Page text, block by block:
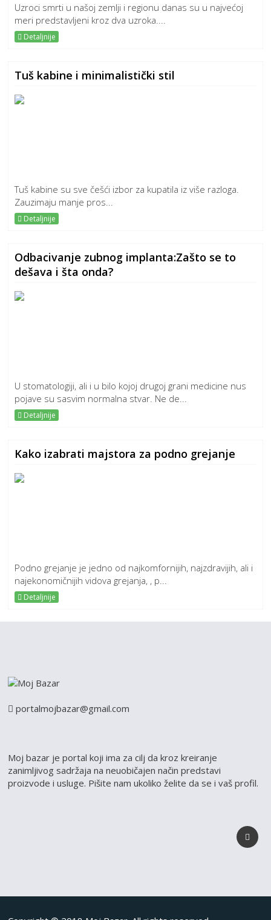
Uzroci smrti u našoj zemlji i regionu danas su u najvećoj
meri predstavljeni kroz dva uzroka....
Detaljnije
Tuš kabine i minimalistički stil
Tuš kabine su sve češći izbor za kupatila iz više razloga.
Zauzimaju manje pros...
Detaljnije
Odbacivanje zubnog implanta:Zašto se to
dešava i šta onda?
U stomatologiji, ali i u bilo kojoj drugoj grani medicine nus
pojave su sasvim normalna stvar. Ne de...
Detaljnije
Kako izabrati majstora za podno grejanje
Podno grejanje je jedno od najkomfornijih, najzdravijih, ali i
najekonomičnijih vidova grejanja, , p...
Detaljnije
portalmojbazar@gmail.com
Moj bazar je portal koji ima za cilj da kroz kreiranje
zanimljivog sadržaja na neuobičajen način predstavi
proizvode i usluge. Pišite nam ukoliko želite da se i vaš profil.